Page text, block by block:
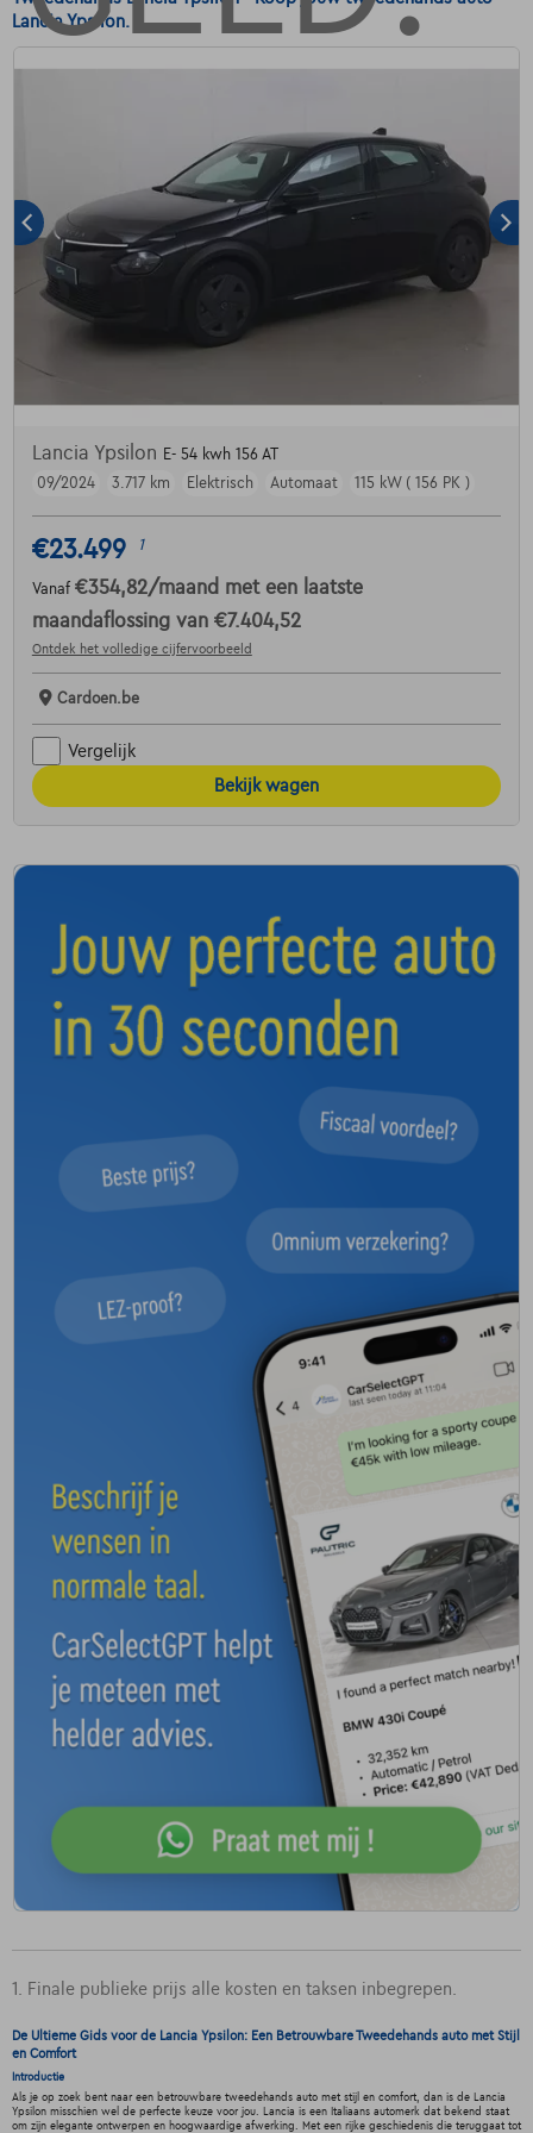
Lancia Ypsilon.
Lancia Ypsilon E- 54 kwh 156 AT
09/2024
3.717 km Elektrisch Automaat 115 kW ( 156 PK )
€23.499 1
Vanaf €354,82/maand met een laatste
maandaflossing van €7.404,52
Ontdek het volledige cijfervoorbeeld
Cardoen.be
Vergelijk
Bekijk wagen
1. Finale publieke prijs alle kosten en taksen inbegrepen.
De Ultieme Gids voor de Lancia Ypsilon: Een Betrouwbare Tweedehands auto met Stijl
en Comfort
Introductie
Als je op zoek bent naar een betrouwbare tweedehands auto met stijl en comfort, dan is de Lancia
Ypsilon misschien wel de perfecte keuze voor jou. Lancia is een Italiaans automerk dat bekend staat
om zijn elegante ontwerpen en hoogwaardige afwerking. Met een rijke geschiedenis die teruggaat tot